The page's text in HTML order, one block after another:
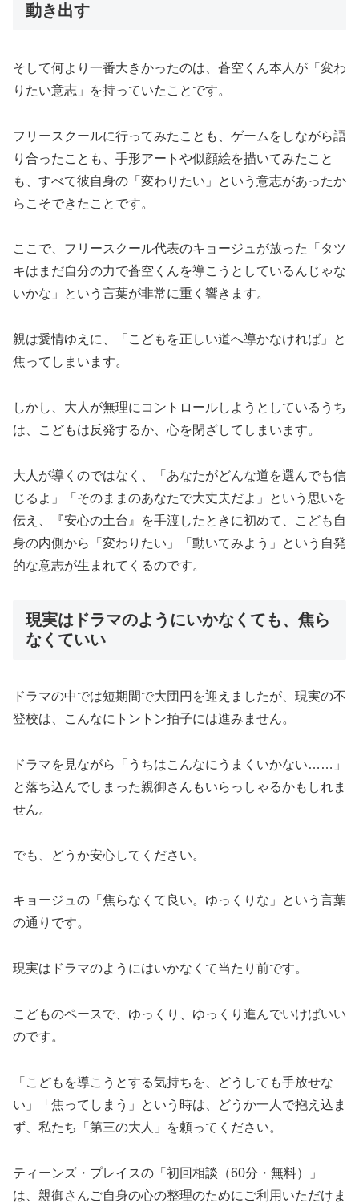
動き出す
そして何より一番大きかったのは、蒼空くん本人が「変わ
りたい意志」を持っていたことです。
フリースクールに行ってみたことも、ゲームをしながら語
り合ったことも、手形アートや似顔絵を描いてみたこと
も、すべて彼自身の「変わりたい」という意志があったか
らこそできたことです。
ここで、フリースクール代表のキョージュが放った「タツ
キはまだ自分の力で蒼空くんを導こうとしているんじゃな
いかな」という言葉が非常に重く響きます。
親は愛情ゆえに、「こどもを正しい道へ導かなければ」と
焦ってしまいます。
しかし、大人が無理にコントロールしようとしているうち
は、こどもは反発するか、心を閉ざしてしまいます。
大人が導くのではなく、「あなたがどんな道を選んでも信
じるよ」「そのままのあなたで大丈夫だよ」という思いを
伝え、『安心の土台』を手渡したときに初めて、こども自
身の内側から「変わりたい」「動いてみよう」という自発
的な意志が生まれてくるのです。
現実はドラマのようにいかなくても、焦ら
なくていい
ドラマの中では短期間で大団円を迎えましたが、現実の不
登校は、こんなにトントン拍子には進みません。
ドラマを見ながら「うちはこんなにうまくいかない……」
と落ち込んでしまった親御さんもいらっしゃるかもしれま
せん。
でも、どうか安心してください。
キョージュの「焦らなくて良い。ゆっくりな」という言葉
の通りです。
現実はドラマのようにはいかなくて当たり前です。
こどものペースで、ゆっくり、ゆっくり進んでいけばいい
のです。
「こどもを導こうとする気持ちを、どうしても手放せな
い」「焦ってしまう」という時は、どうか一人で抱え込ま
ず、私たち「第三の大人」を頼ってください。
ティーンズ・プレイスの「初回相談（60分・無料）」
は、親御さんご自身の心の整理のためにご利用いただけま